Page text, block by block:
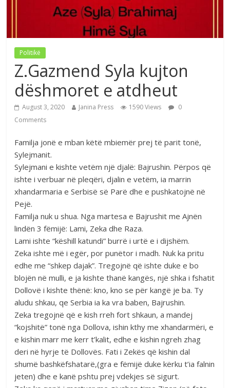
Politikë
Z.Gazmend Syla kujton
dëshmoret e atdheut
August 3, 2020 Janina Press 1590 Views
0
Comments
Familja jonë e mban këtë mbiemër prej të parit tonë,
Sylejmanit.
Sylejmani e kishte vetëm një djalë: Bajrushin. Përpos që
ishte i verbuar në pleqëri, djalin e vetëm, ia marrin
xhandarmaria e Serbisë së Parë dhe e pushkatojnë në
Pejë.
Familja nuk u shua. Nga martesa e Bajrushit me Ajnën
lindën 3 fëmijë: Lami, Zeka dhe Raza.
Lami ishte “këshill katundi” burrë i urtë e i dijshëm.
Zeka ishte më i egër, por punëtor i madh. Nuk ka pritu
edhe me “shkep dajak”. Tregojnë që ishte duke e bo
blojën në mulli, e ja kishte thanë kangës, një shka i fshatit
Dollovë i kishte thënë: kno, kno se për kangë je ba. Ty
aludu shkau, qe Serbia ia ka vra baben, Bajrushin.
Zeka tregojnë që e kish rreh fort shkaun, a mandej
“kojshitë” tonë nga Dollova, ishin kthy me xhandarmëri, e
e kishin marr me kerr t’kalit, edhe e kishin ngreh zhag
deri në hyrje të Dollovës. Fati i Zekës që kishin dal
shumë bashkëfshatarë,(gra e fëmijë duke kërku t’ia falnin
jeten) dhe e kanë pshtu prej vdekjes së sigurt.